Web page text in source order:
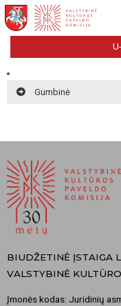
Gumbinė
BIUDŽETINĖ ĮSTAIGA
VALSTYBINĖ
Įmonės kodas: Juridinių